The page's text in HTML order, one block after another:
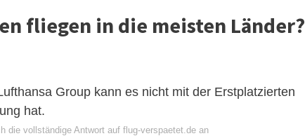
fliegen in die meisten Länder?
Group kann es nicht mit der Erstplatzierten
hat.
die vollständige Antwort auf flug-verspaetet.de an